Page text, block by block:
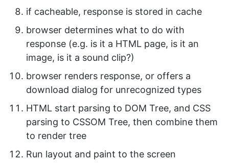
if cacheable, response is stored in cache
browser determines what to do with
response (e.g. is it a HTML page, is it an
image, is it a sound clip?)
browser renders response, or offers a
download dialog for unrecognized types
HTML start parsing to DOM Tree, and CSS
parsing to CSSOM Tree, then combine them
to render tree
Run layout and paint to the screen